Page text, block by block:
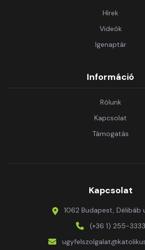
Hírek
Videók
Igenaptár
Információ
Rólunk
Kapcsolat
Támogatás
Kapcsolat
1062 Budapest, Délibáb
(+36 1) 255-3333